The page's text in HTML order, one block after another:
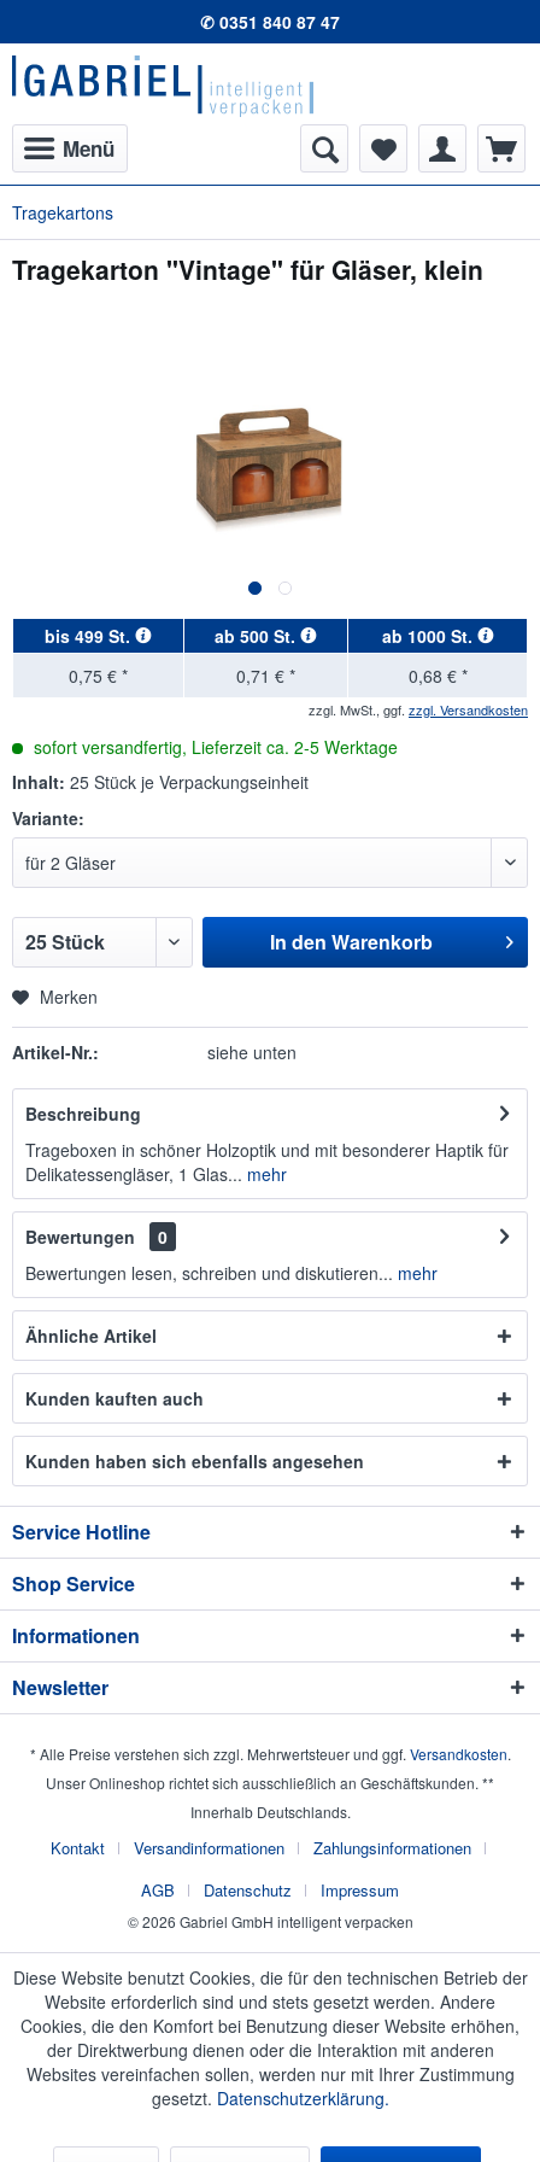
✆ 0351 840 87 47
Menü
Tragekartons
Tragekarton "Vintage" für Gläser, klein
bis 499 St. ab 500 St. ab 1000 St.
0,75 € *
0,71 € * 0,68 € *
zzgl. MwSt., ggf. zzgl. Versandkosten
sofort versandfertig, Lieferzeit ca. 2-5 Werktage
Inhalt: 25 Stück je Verpackungseinheit
Variante:
In den Warenkorb
Merken
Artikel-Nr.: siehe unten
Beschreibung
Trageboxen in schöner Holzoptik und mit besonderer Haptik für
Delikatessengläser, 1 Glas... mehr
Bewertungen
0
Bewertungen lesen, schreiben und diskutieren... mehr
Ähnliche Artikel
Kunden kauften auch
Kunden haben sich ebenfalls angesehen
Service Hotline
Shop Service
Informationen
Newsletter
* Alle Preise verstehen sich zzgl. Mehrwertsteuer und ggf. Versandkosten.
Unser Onlineshop richtet sich ausschließlich an Geschäftskunden. **
Innerhalb Deutschlands.
Kontakt Versandinformationen
Zahlungsinformationen
AGB
Datenschutz Impressum
© 2026 Gabriel GmbH intelligent verpacken
Diese Website benutzt Cookies, die für den technischen Betrieb der
Website erforderlich sind und stets gesetzt werden. Andere
Cookies, die den Komfort bei Benutzung dieser Website erhöhen,
der Direktwerbung dienen oder die Interaktion mit anderen
Websites vereinfachen sollen, werden nur mit Ihrer Zustimmung
gesetzt. Datenschutzerklärung.